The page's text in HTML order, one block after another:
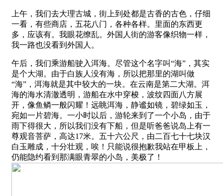
上午，我们去大理古城，街上到处都是古香的古色，仔细
一看，有些商店，五花八门，各种各样。里面的东西更
多，应该有。我眼花缭乱。外国人街的游客像织物一样，
我一路也没看到外国人。
午后，我们乘游船驶入洱海。尽管这个名字叫“海”，其实
是个大湖。由于白族人没有海，所以把那里的湖叫做
“海”，洱海就是其中较大的一块。在云南是第二大湖。洱
海的海水清澈透明，游船在水中穿梭，波纹四面八方展
开，像鱼鳞一般闪耀！远眺洱海，静谧如镜，碧绿如玉，
宛如一片碧海。一小时以后，游轮来到了一个小岛，由于
雨下得很大，所以我们没有下船，但是听爸爸说岛上有一
尊观音菩萨，高达17米。五十六公尺，由二百七十七块汉
白玉雕成，十分壮观，唉！只能说很抱歉我站在甲板上，
仍能隐约看到那满眼青翠的小岛，美极了！